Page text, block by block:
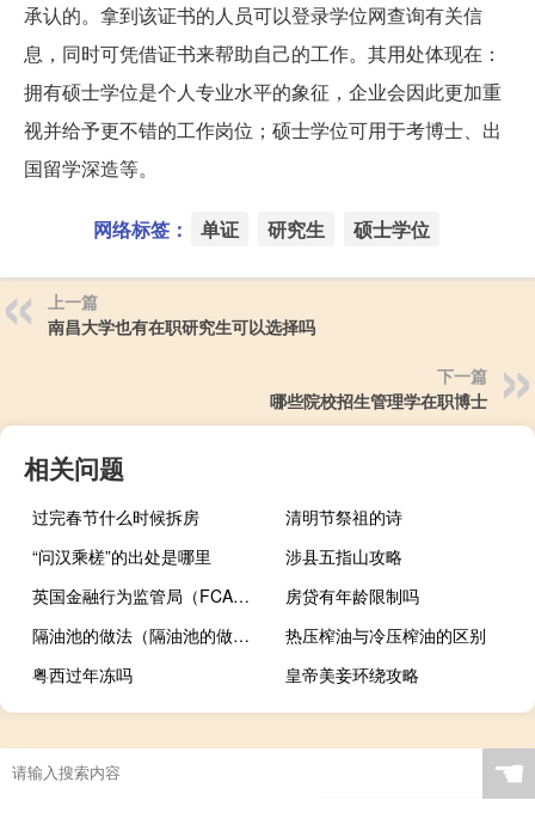
承认的。拿到该证书的人员可以登录学位网查询有关信
息，同时可凭借证书来帮助自己的工作。其用处体现在：
拥有硕士学位是个人专业水平的象征，企业会因此更加重
视并给予更不错的工作岗位；硕士学位可用于考博士、出
国留学深造等。
网络标签： 单证 研究生 硕士学位
上一篇
南昌大学也有在职研究生可以选择吗
下一篇
哪些院校招生管理学在职博士
相关问题
过完春节什么时候拆房
清明节祭祖的诗
“问汉乘槎”的出处是哪里
涉县五指山攻略
英国金融行为监管局（FCA）执法主管Therese Chambers：监管机构“非常热衷”采取行动打击绿色洗白行为
房贷有年龄限制吗
隔油池的做法（隔油池的做法）
热压榨油与冷压榨油的区别
粤西过年冻吗
皇帝美妾环绕攻略
☚